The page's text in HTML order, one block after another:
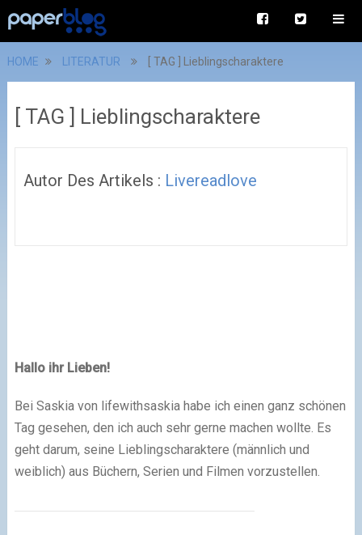
HOME LITERATUR [ TAG ] Lieblingscharaktere
[ TAG ] Lieblingscharaktere
Autor Des Artikels : Livereadlove
Hallo ihr Lieben!
Bei Saskia von lifewithsaskia habe ich einen ganz schönen
Tag gesehen, den ich auch sehr gerne machen wollte. Es
geht darum, seine Lieblingscharaktere (männlich und
weiblich) aus Büchern, Serien und Filmen vorzustellen.